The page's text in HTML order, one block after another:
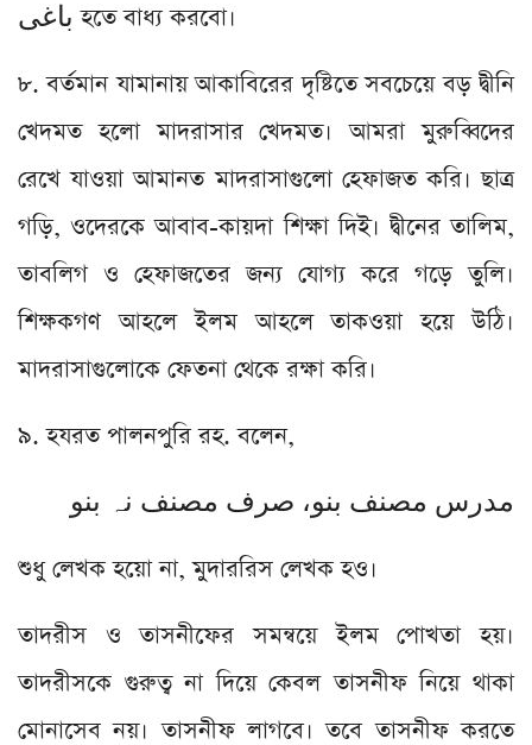
باغى হতে বাধ্য করবো।
৮. বর্তমান যামানায় আকাবিরের দৃষ্টিতে সবচেয়ে বড় দ্বীনি
খেদমত হলো মাদরাসার খেদমত। আমরা মুরুব্বিদের
রেখে যাওয়া আমানত মাদরাসাগুলো হেফাজত করি। ছাত্র
গড়ি, ওদেরকে আবাব-কায়দা শিক্ষা দিই। দ্বীনের তালিম,
তাবলিগ ও হেফাজতের জন্য যোগ্য করে গড়ে তুলি।
শিক্ষকগণ আহলে ইলম আহলে তাকওয়া হয়ে উঠি।
মাদরাসাগুলোকে ফেতনা থেকে রক্ষা করি।
৯. হযরত পালনপুরি রহ. বলেন,
مدرس مصنف بنو، صرف مصنف نہ بنو
শুধু লেখক হয়ো না, মুদাররিস লেখক হও।
তাদরীস ও তাসনীফের সমন্বয়ে ইলম পোখতা হয়।
তাদরীসকে গুরুত্ব না দিয়ে কেবল তাসনীফ নিয়ে থাকা
মোনাসেব নয়। তাসনীফ লাগবে। তবে তাসনীফ করতে